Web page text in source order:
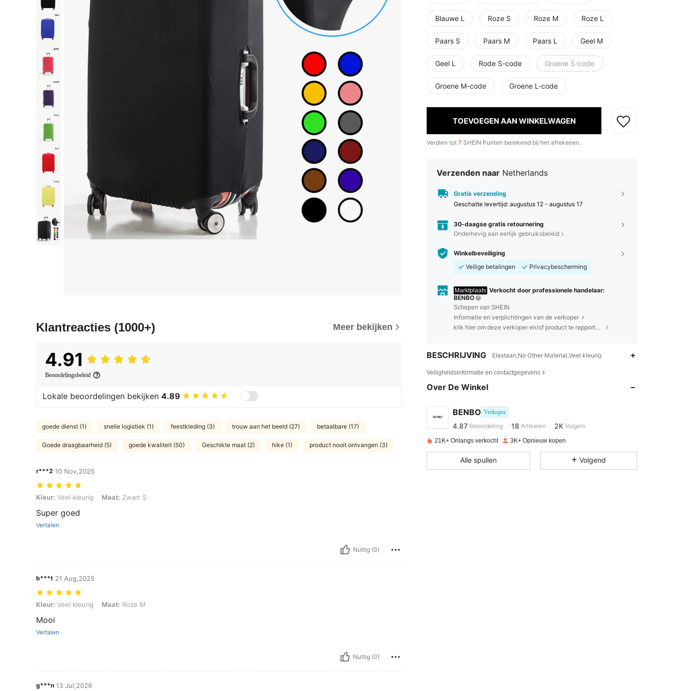
Klantreacties (1000+) Meer bekijken
4.91
Beoordelingsbeleid
Lokale beoordelingen bekijken 4.89
goede dienst (1) snelle logistiek (1) feestkleding (3) trouw aan het beeld (27) betaalbare (17)
Goede draagbaarheid (5) goede kwaliteit (50) Geschikte maat (2) hike (1) product nooit ontvangen (3)
r***2 10 Nov,2025
Kleur: Veel kleurig, Maat: Zwart S
Kleur: Veel kleurig Maat: Zwart S
Super goed
Vertalen
Nuttig (0)
b***t 21 Aug,2025
Kleur: Veel kleurig, Maat: Roze M
Kleur: Veel kleurig Maat: Roze M
Mooi
Vertalen
Nuttig (0)
g***n 13 Jul,2026
Blauwe L Roze S Roze M Roze L
Paars S Paars M Paars L Geel M
Geel L Rode S-code Groene S-code
Groene M-code Groene L-code
TOEVOEGEN AAN WINKELWAGEN
Verdien tot 7 SHEIN Punten berekend bij het afrekenen.
Verzenden naar Netherlands
Gratis verzending
Geschatte levertijd: augustus 12 - augustus 17
30-daagse gratis retournering
Onderhevig aan eerlijk gebruiksbeleid
Winkelbeveiliging
Veilige betalingen
Privacybescherming
Marktplaats Verkocht door professionele handelaar:
BENBO
Schepen van SHEIN
Informatie en verplichtingen van de verkoper
klik hier om deze verkoper en/of product te rapporteren.
BESCHRIJVING Elastaan,No Other Material,Veel kleurig
Veiligheidsinformatie en contactgegevens
Over De Winkel
BENBO Verkoper
4.87 Beoordeling 18 Artikelen 2K Volgers
4.87
21K+ Onlangs verkocht 3K+ Opnieuw kopen
Alle spullen Volgend